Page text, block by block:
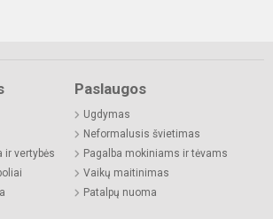
ir vertybės
Paslaugos
Ugdymas
Neformalusis švietimas
Pagalba mokiniams ir tėvams
Vaikų maitinimas
Patalpų nuoma